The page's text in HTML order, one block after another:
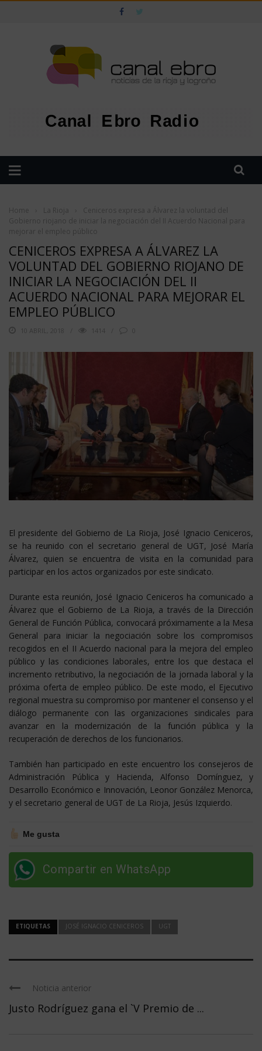
Home La Rioja
Ceniceros expresa a Álvarez la voluntad del
Gobierno riojano de iniciar la negociación del II Acuerdo Nacional para
mejorar el empleo público
CENICEROS EXPRESA A ÁLVAREZ LA
VOLUNTAD DEL GOBIERNO RIOJANO DE
INICIAR LA NEGOCIACIÓN DEL II
ACUERDO NACIONAL PARA MEJORAR EL
EMPLEO PÚBLICO
10 ABRIL, 2018 1414
El presidente del Gobierno de La Rioja, José Ignacio Ceniceros,
se ha reunido con el secretario general de UGT, José María
Álvarez, quien se encuentra de visita en la comunidad para
participar en los actos organizados por este sindicato.
Durante esta reunión, José Ignacio Ceniceros ha comunicado a
Álvarez que el Gobierno de La Rioja, a través de la Dirección
General de Función Pública, convocará próximamente a la Mesa
General para iniciar la negociación sobre los compromisos
recogidos en el II Acuerdo nacional para la mejora del empleo
público y las condiciones laborales, entre los que destaca el
incremento retributivo, la negociación de la jornada laboral y la
próxima oferta de empleo público. De este modo, el Ejecutivo
regional muestra su compromiso por mantener el consenso y el
diálogo permanente con las organizaciones sindicales para
avanzar en la modernización de la función pública y la
recuperación de derechos de los funcionarios.
También han participado en este encuentro los consejeros de
Administración Pública y Hacienda, Alfonso Domínguez, y
Desarrollo Económico e Innovación, Leonor González Menorca,
y el secretario general de UGT de La Rioja, Jesús Izquierdo.
Me gusta
Compartir en WhatsApp
ETIQUETAS JOSÉ IGNACIO CENICEROS UGT
Noticia anterior
Justo Rodríguez gana el `V Premio de ...